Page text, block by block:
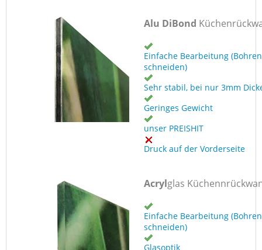
Alu DiBond
Einfache Bearbeitung
schneiden)
Sehr stabil, bei nur 3mm
Geringes Gewicht
unser PREISHIT
Druck auf der Vorderseite
Acrylglas
Einfache Bearbeitung
schneiden)
Glasoptik